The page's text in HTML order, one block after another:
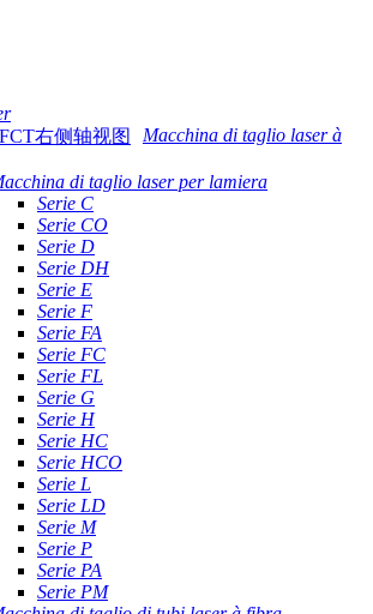
Macchina di taglio laser à
di taglio laser per lamiera
Serie C
Serie CO
Serie D
Serie DH
Serie E
Serie F
Serie FA
Serie FC
Serie FL
Serie G
Serie H
Serie HC
Serie HCO
Serie L
Serie LD
Serie M
Serie P
Serie PA
Serie PM